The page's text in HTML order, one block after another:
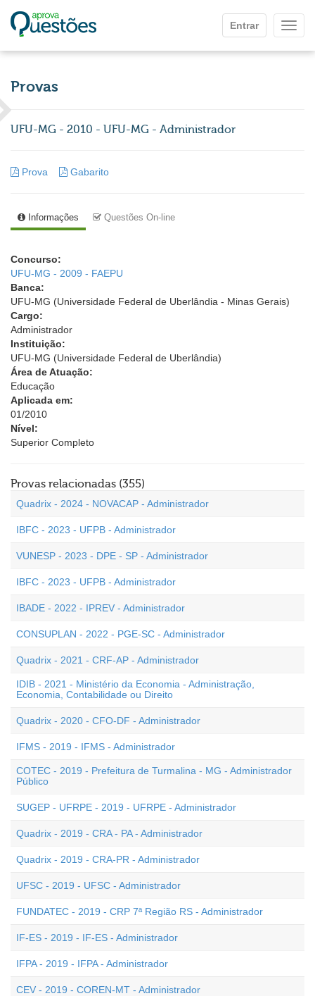
Entrar
Provas
UFU-MG - 2010 - UFU-MG - Administrador
Prova Gabarito
Informações Questões On-line
Concurso:
UFU-MG - 2009 - FAEPU
Banca:
UFU-MG (Universidade Federal de Uberlândia - Minas Gerais)
Cargo:
Administrador
Instituição:
UFU-MG (Universidade Federal de Uberlândia)
Área de Atuação:
Educação
Aplicada em:
01/2010
Nível:
Superior Completo
Provas relacionadas (355)
Quadrix - 2024 - NOVACAP - Administrador
IBFC - 2023 - UFPB - Administrador
VUNESP - 2023 - DPE - SP - Administrador
IBFC - 2023 - UFPB - Administrador
IBADE - 2022 - IPREV - Administrador
CONSUPLAN - 2022 - PGE-SC - Administrador
Quadrix - 2021 - CRF-AP - Administrador
IDIB - 2021 - Ministério da Economia - Administração,
Economia, Contabilidade ou Direito
Quadrix - 2020 - CFO-DF - Administrador
IFMS - 2019 - IFMS - Administrador
COTEC - 2019 - Prefeitura de Turmalina - MG - Administrador
Público
SUGEP - UFRPE - 2019 - UFRPE - Administrador
Quadrix - 2019 - CRA - PA - Administrador
Quadrix - 2019 - CRA-PR - Administrador
UFSC - 2019 - UFSC - Administrador
FUNDATEC - 2019 - CRP 7ª Região RS - Administrador
IF-ES - 2019 - IF-ES - Administrador
IFPA - 2019 - IFPA - Administrador
CEV - 2019 - COREN-MT - Administrador